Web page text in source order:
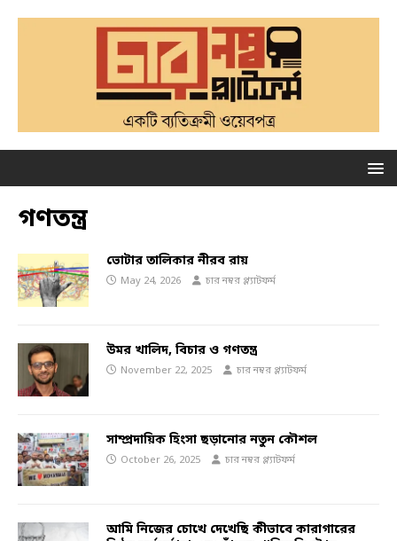
গণতন্ত্র
ভোটার তালিকার নীরব রায়
May 24, 2026 চার নম্বর প্ল্যাটফর্ম
উমর খালিদ, বিচার ও গণতন্ত্র
November 22, 2025 চার নম্বর প্ল্যাটফর্ম
সাম্প্রদায়িক হিংসা ছড়ানোর নতুন কৌশল
October 26, 2025 চার নম্বর প্ল্যাটফর্ম
আমি নিজের চোখে দেখেছি কীভাবে কারাগারের